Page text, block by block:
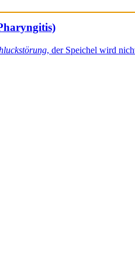
, der Speichel wird